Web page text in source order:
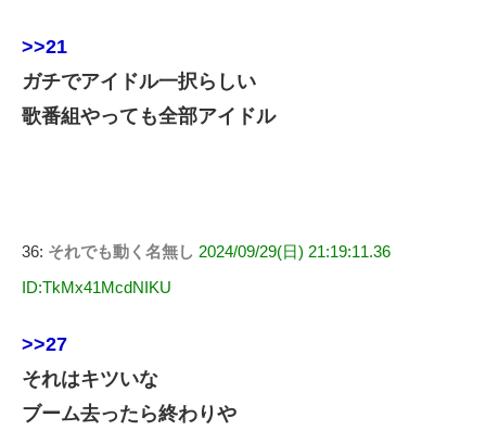
>>21
ガチでアイドル一択らしい
歌番組やっても全部アイドル
36: それでも動く名無し 2024/09/29(日) 21:19:11.36
ID:TkMx41McdNIKU
>>27
それはキツいな
ブーム去ったら終わりや